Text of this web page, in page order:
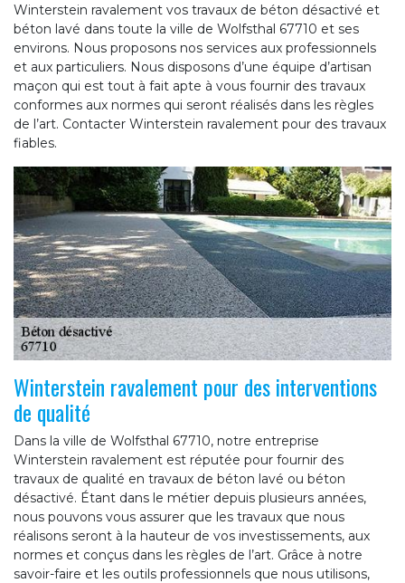
Winterstein ravalement vos travaux de béton désactivé et
béton lavé dans toute la ville de Wolfsthal 67710 et ses
environs. Nous proposons nos services aux professionnels
et aux particuliers. Nous disposons d’une équipe d’artisan
maçon qui est tout à fait apte à vous fournir des travaux
conformes aux normes qui seront réalisés dans les règles
de l’art. Contacter Winterstein ravalement pour des travaux
fiables.
Winterstein ravalement pour des interventions
de qualité
Dans la ville de Wolfsthal 67710, notre entreprise
Winterstein ravalement est réputée pour fournir des
travaux de qualité en travaux de béton lavé ou béton
désactivé. Étant dans le métier depuis plusieurs années,
nous pouvons vous assurer que les travaux que nous
réalisons seront à la hauteur de vos investissements, aux
normes et conçus dans les règles de l’art. Grâce à notre
savoir-faire et les outils professionnels que nous utilisons,